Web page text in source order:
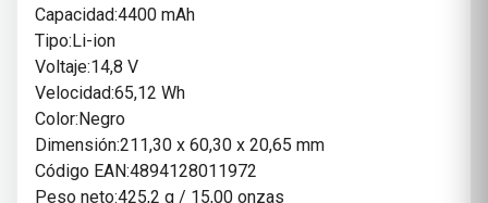
Capacidad:4400 mAh
Tipo:Li-ion
Voltaje:14,8 V
Velocidad:65,12 Wh
Color:Negro
Dimensión:211,30 x 60,30 x 20,65 mm
Código EAN:4894128011972
Peso neto:425,2 g / 15,00 onzas